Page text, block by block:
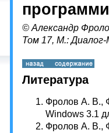
© Александр
Том 17, М.:
Литература
Фролов А. В.,
Windows 3.1
Фролов А. В.,